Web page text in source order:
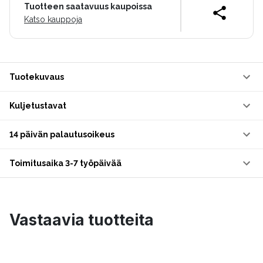
Tuotteen saatavuus kaupoissa
Katso kauppoja
Tuotekuvaus
Kuljetustavat
14 päivän palautusoikeus
Toimitusaika 3-7 työpäivää
Vastaavia tuotteita